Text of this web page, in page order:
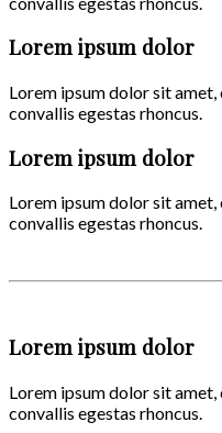
Lorem ipsum dolor
Lorem ipsum dolor sit
convallis egestas rhoncus.
Lorem ipsum dolor
Lorem ipsum dolor sit
convallis egestas rhoncus.
Lorem ipsum dolor
Lorem ipsum dolor sit
convallis egestas rhoncus.